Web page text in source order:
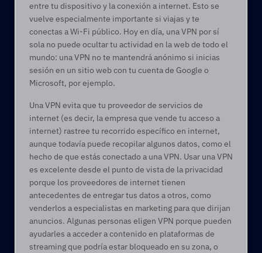
entre tu dispositivo y la conexión a internet. Esto se
vuelve especialmente importante si viajas y te
conectas a Wi-Fi público. Hoy en día, una VPN por sí
sola no puede ocultar tu actividad en la web de todo el
mundo: una VPN no te mantendrá anónimo si inicias
sesión en un sitio web con tu cuenta de Google o
Microsoft, por ejemplo.
Una VPN evita que tu proveedor de servicios de
internet (es decir, la empresa que vende tu acceso a
internet) rastree tu recorrido específico en internet,
aunque todavía puede recopilar algunos datos, como el
hecho de que estás conectado a una VPN. Usar una VPN
es excelente desde el punto de vista de la privacidad
porque los proveedores de internet tienen
antecedentes de entregar tus datos a otros, como
venderlos a especialistas en marketing para que dirijan
anuncios. Algunas personas eligen VPN porque pueden
ayudarles a acceder a contenido en plataformas de
streaming que podría estar bloqueado en su zona, o